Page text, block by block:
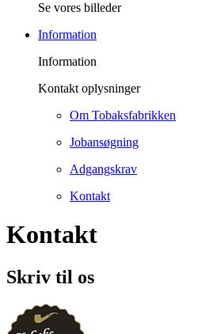
Se vores billeder
Information
Information
Kontakt oplysninger
Om Tobaksfabrikken
Jobansøgning
Adgangskrav
Kontakt
Kontakt
Skriv til os